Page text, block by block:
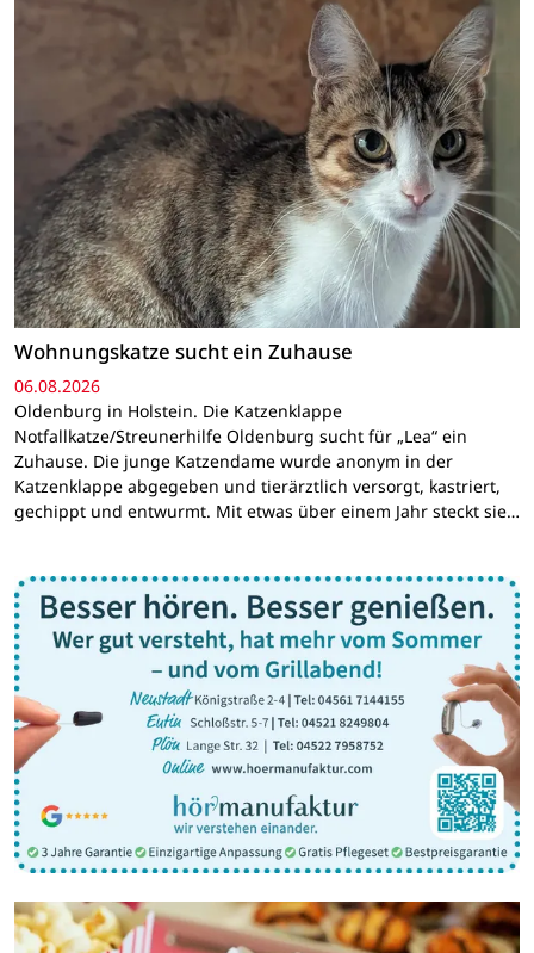
Wohnungskatze sucht ein Zuhause
06.08.2026
Oldenburg in Holstein. Die Katzenklappe
Notfallkatze/Streunerhilfe Oldenburg sucht für „Lea“ ein
Zuhause. Die junge Katzendame wurde anonym in der
Katzenklappe abgegeben und tierärztlich versorgt, kastriert,
gechippt und entwurmt. Mit etwas über einem Jahr steckt sie…